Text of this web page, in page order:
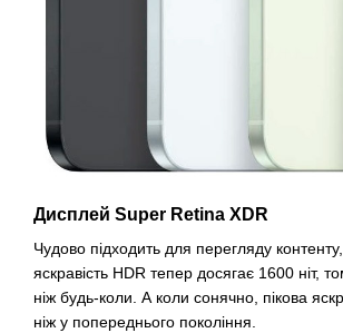
Дисплей Super Retina XDR
Чудово підходить для перегляду
яскравість HDR тепер досягає 1600 ніт,
ніж будь-коли. А коли сонячно, пікова
ніж у попереднього покоління.